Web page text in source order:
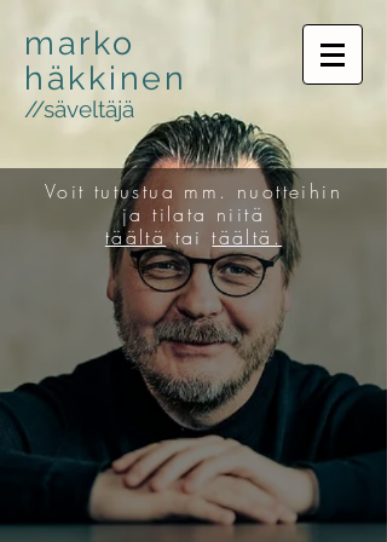
marko
häkkinen
//säveltäjä
Voit tutustua mm. nuotteihin
ja tilata niitä
täältä taitäältä.